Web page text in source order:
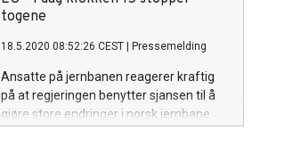
togene
18.5.2020 08:52:26 CEST Pressemelding
Ansatte på jernbanen reagerer kraftig
på at regjeringen benytter sjansen til å
gjøre store endringer i norsk jernbane